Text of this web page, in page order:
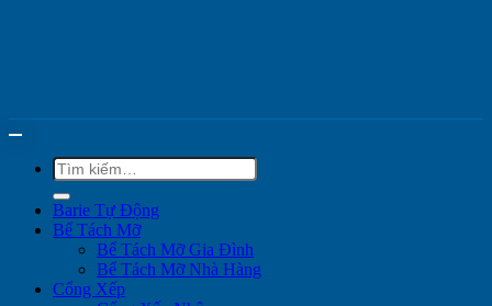
Tìm
kiếm:
Barie Tự Động
Bể Tách Mỡ
Bể Tách Mỡ Gia Đình
Bể Tách Mỡ Nhà Hàng
Cổng Xếp